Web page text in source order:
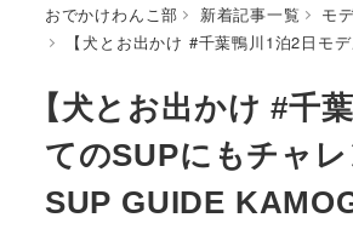
おでかけわんこ部 新着記事一覧
モ
【犬とお出かけ #千葉鴨川1泊2日
【犬とお出かけ #千
てのSUPにもチャ
SUP GUIDE